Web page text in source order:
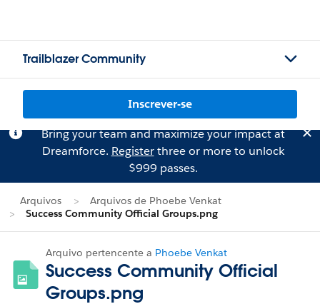
Trailblazer Community
Inscrever-se
Bring your team and maximize your impact at
Dreamforce. Registerthree or more to unlock
$999 passes.
Arquivos
Arquivos de Phoebe Venkat
Success Community Official Groups.png
Arquivo pertencente a Phoebe Venkat
Success Community Official
Groups.png